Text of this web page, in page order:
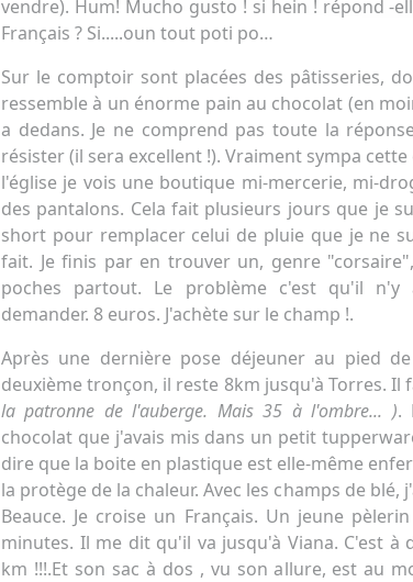
vendre). Hum! Mucho gusto ! si hein ! répond -
Français ? Si.....oun tout poti po…
Sur le comptoir sont placées des pâtisseries,
ressemble à un énorme pain au chocolat (en
a dedans. Je ne comprend pas toute la
résister (il sera excellent !). Vraiment sympa
l'église je vois une boutique mi-mercerie, mi-
des pantalons. Cela fait plusieurs jours que je
short pour remplacer celui de pluie que je ne
fait. Je finis par en trouver un, genre
poches partout. Le problème c'est qu'il n'y
demander. 8 euros. J'achète sur le champ !.
Après une dernière pose déjeuner au pied
deuxième tronçon, il reste 8km jusqu'à Torres. Il
la patronne de l'auberge. Mais 35 à l'ombre... ).
chocolat que j'avais mis dans un petit
dire que la boite en plastique est elle-même
la protège de la chaleur. Avec les champs de
Beauce. Je croise un Français. Un jeune
minutes. Il me dit qu'il va jusqu'à Viana. C'est
km !!!.Et son sac à dos , vu son allure, est au